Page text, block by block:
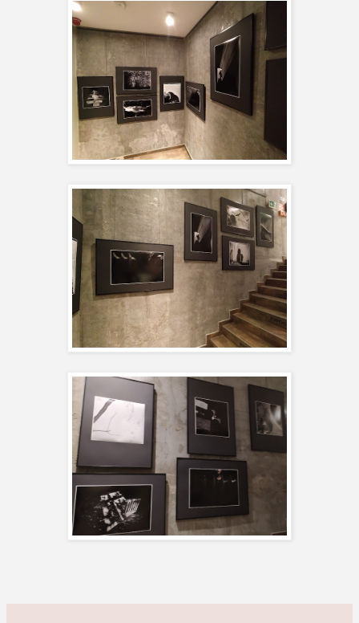
Cykl, który zaprezentujemy w Galerii GTF, podejmuje temat
słabościami wynikającymi ze zmagań z chorobą. Jest to
codzienności kobiet cierpiących z powodu endometriozy. Projekt
dyplom dla Studium Fotograficznego ZPAF i w ramach obrony
wyróżnienie.